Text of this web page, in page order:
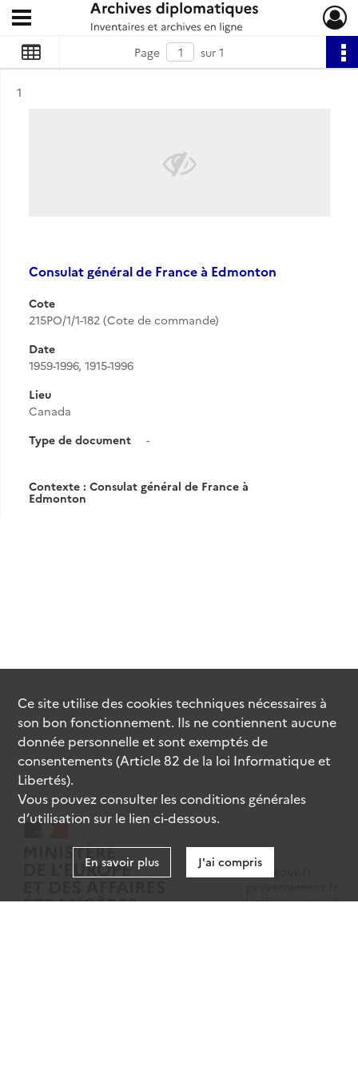
Archives diplomatiques
Ouvrir le menu déroulant
Page sur 1
Résultat n°
1
Consulat général de France à Edmonton
Cote
215PO/1/1-182 (Cote de commande)
Date
1959-1996, 1915-1996
Lieu
Canada
Type de document
-
Contexte : Consulat général de France à
Edmonton
data.gouv.fr
legifrance.gouv.fr
Ce site utilise descookiestechniques nécessaires à
son bon fonctionnement. Ils ne contiennent aucune
donnée personnelle et sont exemptés de
consentements (Article 82 de la loi Informatique et
Libertés).
Vous pouvez consulter les conditions générales
d’utilisation sur le lien ci-dessous.
En savoir plus J'ai compris